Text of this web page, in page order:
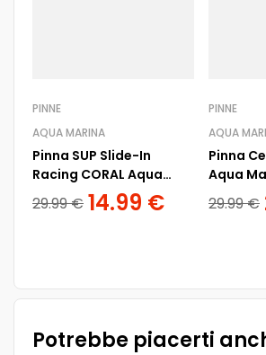
PINNE
AQUA MARINA
Pinna SUP Slide-In
Racing CORAL Aqua
Marina
29.99€ 14.99 €
PINNE
AQUA
Pinna
Aqua
22 x 18
29.99€
Potrebbe piacerti